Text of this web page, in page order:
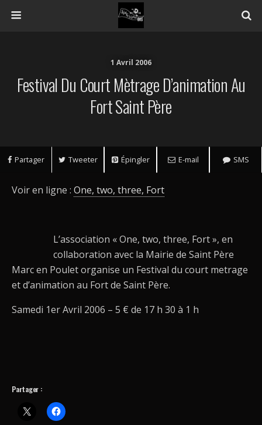
1 Avril 2006
Festival Du Court Mètrage D’animation Au
Fort Saint Père
Partager Tweeter Épingler E-mail SMS
Voir en ligne : One, two, three, Fort
L’association « One, two, three, Fort », en
collaboration avec la Mairie de Saint Père
Marc en Poulet organise un Festival du court metrage
et d’animation au Fort de Saint Père.
Samedi 1er Avril 2006 – 5 € de 17 h 30 à 1 h
Partager :